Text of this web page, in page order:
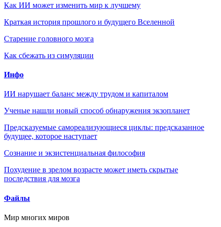
Как ИИ может изменить мир к лучшему
Краткая история прошлого и будущего Вселенной
Старение головного мозга
Как сбежать из симуляции
Инфо
ИИ нарушает баланс между трудом и капиталом
Ученые нашли новый способ обнаружения экзопланет
Предсказуемые самореализующиеся циклы: предсказанное
будущее, которое наступает
Сознание и экзистенциальная философия
Похудение в зрелом возрасте может иметь скрытые
последствия для мозга
Файлы
Мир многих миров